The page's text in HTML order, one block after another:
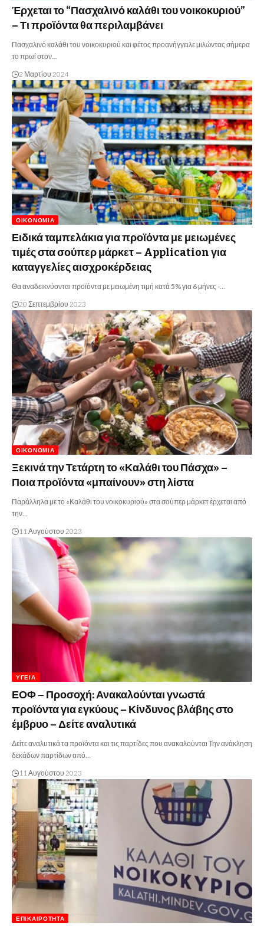
Έρχεται το “Πασχαλινό καλάθι του νοικοκυριού”
– Τι προϊόντα θα περιλαμβάνει
Πασχαλινό καλάθι του νοικοκυριού και φέτος προανήγγειλε μιλώντας σήμερα
το πρωί στον…
2 Μαρτίου 2024
ΟΙΚΟΝΟΜΊΑ
Ειδικά ταμπελάκια για προϊόντα με μειωμένες
τιμές στα σούπερ μάρκετ – Application για
καταγγελίες αισχροκέρδειας
Θα αναδεικνύονται προϊόντα με μειωμένη τιμή κατά 5% για 6 μήνες -…
20 Σεπτεμβρίου 2023
ΟΙΚΟΝΟΜΊΑ
Ξεκινά την Τετάρτη το «Καλάθι του Πάσχα» –
Ποια προϊόντα «μπαίνουν» στη λίστα
Παράλληλα με το «Καλάθι του νοικοκυριού» στα σούπερ μάρκετ έρχεται από
την…
11 Αυγούστου 2023
ΥΓΕΊΑ
ΕΟΦ – Προσοχή: Ανακαλούνται γνωστά
προϊόντα για εγκύους – Κίνδυνος βλάβης στο
έμβρυο – Δείτε αναλυτικά
Δείτε αναλυτικά τα προϊόντα και τις παρτίδες που ανακαλούνται Την ανάκληση
δεκάδων παρτίδων από…
11 Αυγούστου 2023
ΕΠΙΚΑΙΡΌΤΗΤΑ